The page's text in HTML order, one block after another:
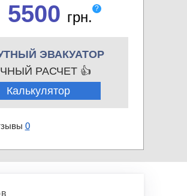
5500 грн.
?
ЭВАКУАТОР
РАСЧЕТ 👍
Калькулятор
0